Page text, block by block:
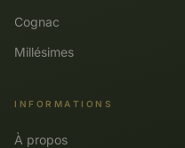
Cognac
Millésimes
INFORMATIONS
À propos